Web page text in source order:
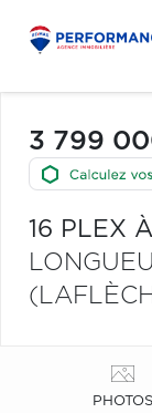
3 799
16 PLEX
PHOTOS